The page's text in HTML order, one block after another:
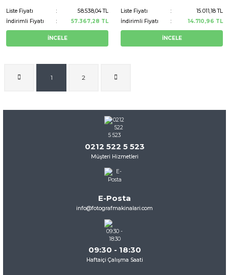
Liste Fiyatı
58.538,04 TL
İndirimli Fiyatı
57.367,28 TL
İNCELE
Liste Fiyatı
15.011,18 TL
İndirimli Fiyatı
14.710,96 TL
İNCELE
1 2
0212 522 5 523
Müşteri Hizmetleri
E-Posta
info@fotografmakinalari.com
09:30 - 18:30
Haftaiçi Çalışma Saati